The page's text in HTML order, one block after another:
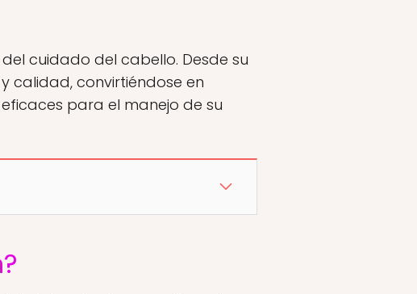
cuidado del cabello. Desde su
calidad, convirtiéndose en
para el manejo de su